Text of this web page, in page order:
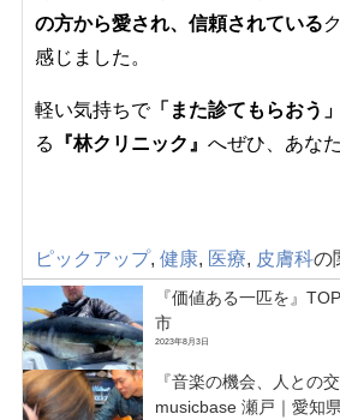
の方から愛され、信頼されている
感じました。
軽い気持ちで「また診てもらおう」
る
『林クリニック』 へぜひ、あなた
ピックアップ, 健康, 医療, 皮膚科の
『価値ある一匹を』
市
2023年8月3日
『音楽の機会、人との
musicbase 瀬戸｜愛知